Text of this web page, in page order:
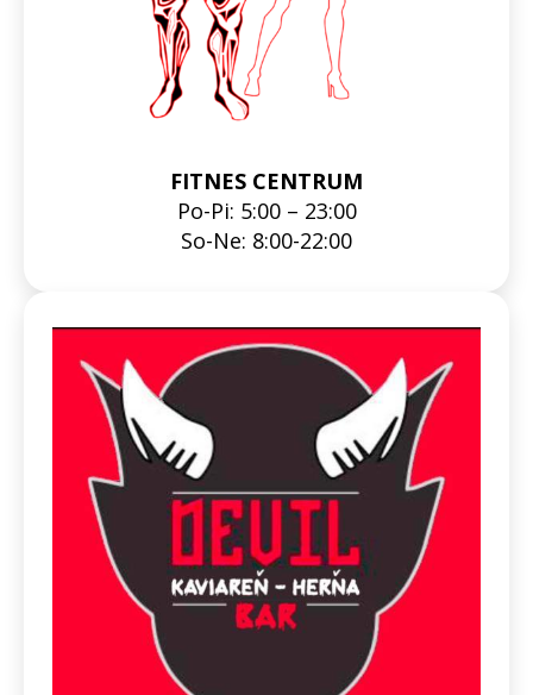
FITNES CENTRUM
Po-Pi: 5:00 – 23:00
So-Ne: 8:00-22:00